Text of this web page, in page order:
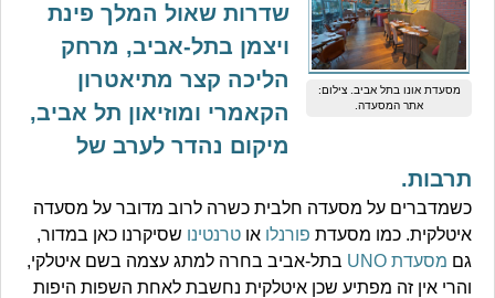
מסעדת אונו בתל אביב. צילום:
אתר המסעדה.
שדרות שאול המלך פינת
ויצמן בתל-אביב, מרחק
הליכה קצר מתיאטרון
הקאמרי ומוזיאון תל אביב,
מיקום נהדר לערב של
תרבות.
כשמדברים על מסעדה חלבית כשרה לרוב מדובר על מסעדה
איטלקית. כמו מסעדת פורנלו או טרנטינו שסיקרנו כאן במדור,
גם מסעדת UNO
בתל-אביב בחרה למתג עצמה בשם איטלקי,
והרי אין זה מפתיע שכן איטלקית נחשבת לאחת השפות היפות